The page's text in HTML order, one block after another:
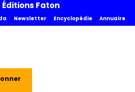
Faton
Newsletter Encyclopédie Annuaire